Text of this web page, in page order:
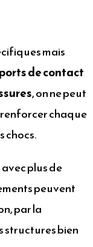
mais
de contact
, on ne peut
chaque
chocs.
plus de
peuvent
par la
structures bien